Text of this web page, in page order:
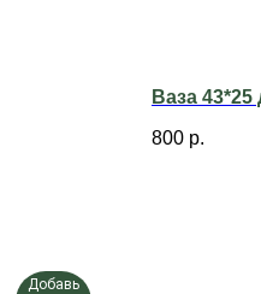
Ваза 43*25
800 р.
Добавь